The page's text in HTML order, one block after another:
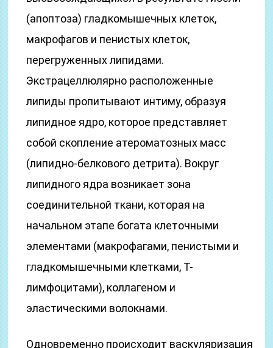
(апоптоза) гладкомышечных клеток,
макрофагов и пенистых клеток,
перегруженных липидами.
Экстрацеллюлярно расположенные
липиды пропитывают интиму, образуя
липидное ядро, которое представляет
собой скопление атероматозных масс
(липидно-белкового детрита). Вокруг
липидного ядра возникает зона
соединительной ткани, которая на
начальном этапе богата клеточными
элементами (макрофагами, пенистыми и
гладкомышечными клетками, Т-
лимфоцитами), коллагеном и
эластическими волокнами.
Одновременно происходит васкуляризация